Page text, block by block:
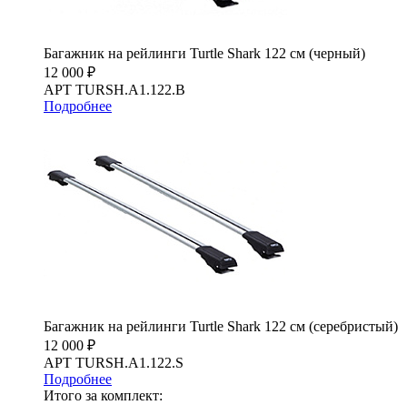
Багажник на рейлинги Turtle Shark 122 см (черный)
12 000 ₽
АРТ TURSH.A1.122.B
Подробнее
Багажник на рейлинги Turtle Shark 122 см (серебристый)
12 000 ₽
АРТ TURSH.A1.122.S
Подробнее
Итого за комплект: